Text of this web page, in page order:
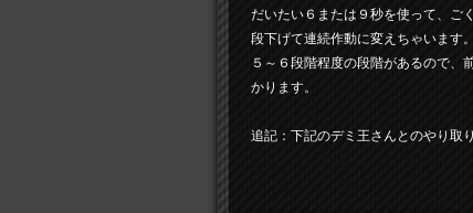
だいたい６または９秒を使って、ご
段下げて連続作動に変えちゃいます。
５～６段階程度の段階があるので、
かります。
追記：下記のデミ王さんとのやり取